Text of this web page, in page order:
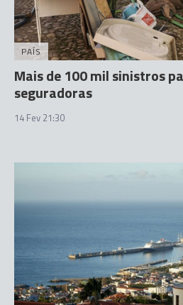
PAÍS
Mais de 100 mil sinistros
seguradoras
14 Fev 21:30